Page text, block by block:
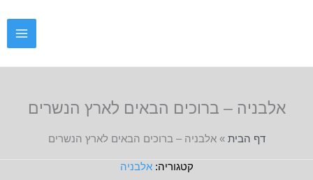
אלבניה – ברוכים הבאים לארץ הנשרים
דף הבית »אלבניה – ברוכים הבאים לארץ הנשרים
אלבניה